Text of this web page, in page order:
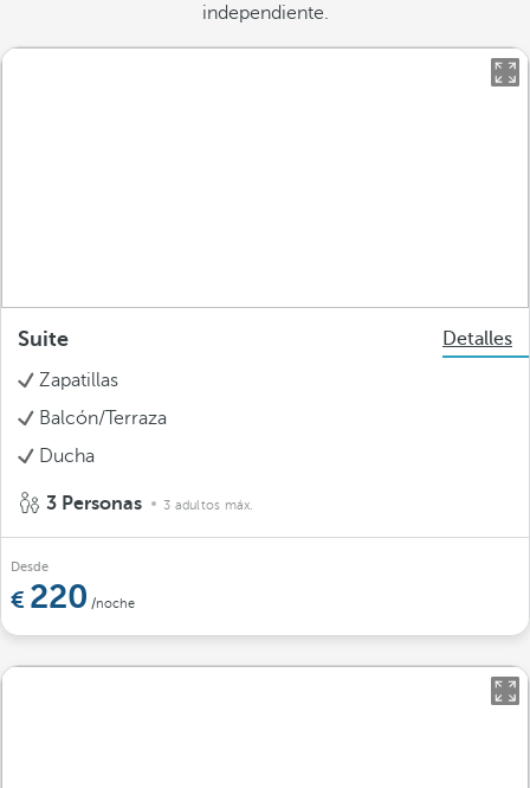
independiente.
Suite
Detalles
Zapatillas
Balcón/Terraza
Ducha
3 Personas 3 adultos máx.
Desde
220 /noche